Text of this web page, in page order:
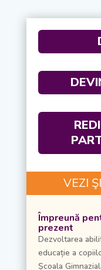
VEZI
Împreună
prezent
Dezvoltarea
educație a
Școala